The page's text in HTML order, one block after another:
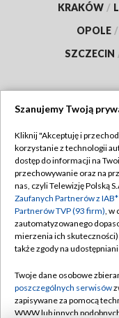
KRAKÓW /
OPOLE /
SZCZECIN
Abonament TVP
Emisja w TVP
Centrum informacji
Naziemna
Rada Programowa
System NOS
Szanujemy Twoją
Kliknij "Akceptuję i
korzystanie z technologii
dostęp do informacji na
przechowywanie oraz na
nas, czyli Telewizję Polską
Zaufanych Partnerów z
Partnerów TVP (93 firm), w
zautomatyzowanego
mierzenia ich
także zgody na
Twoje dane osobowe
poszczególnych serwisów
zapisywane za pomocą
WWW lub innych